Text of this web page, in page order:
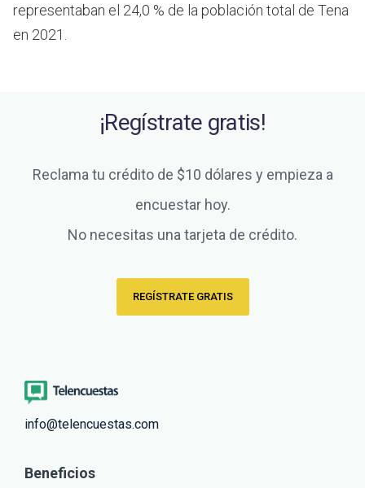
representaban el 24,0 % de la población total de Tena
en 2021.
¡Regístrate gratis!
Reclama tu crédito de $10 dólares y empieza a
encuestar hoy.
No necesitas una tarjeta de crédito.
REGÍSTRATE GRATIS
info@telencuestas.com
Beneficios